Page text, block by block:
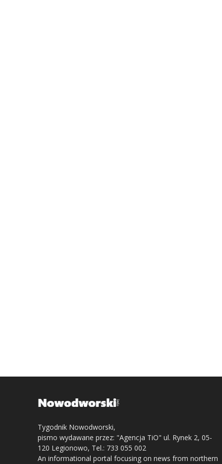
Tygodnik Nowodworski,
pismo wydawane przez: "Agencja TiO" ul. Rynek 2, 05-
120 Legionowo, Tel.: 733 055 002
An informational portal focusing on news from northern